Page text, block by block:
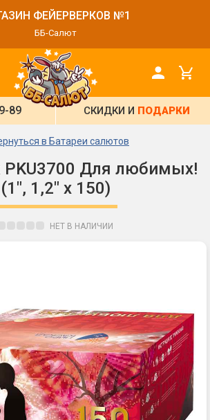
ФЕЙЕРВЕРКОВ №1
ББ-Салют
89 СКИДКИ И ПОДАРКИ
в Батареи салютов
PKU3700 Для любимых!
(1", 1,2" x 150)
НЕТ В НАЛИЧИИ